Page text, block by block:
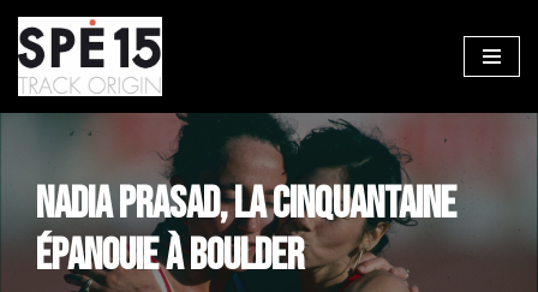
Aller
au
NADIA PRASAD, LA CINQUANTAINE
ÉPANOUIE À BOULDER